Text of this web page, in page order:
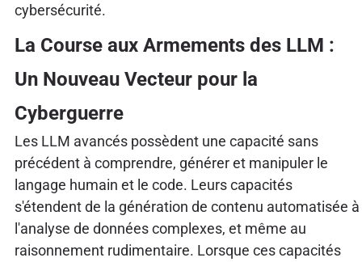
cybersécurité.
La Course aux Armements des LLM :
Un Nouveau Vecteur pour la
Cyberguerre
Les LLM avancés possèdent une capacité sans
précédent à comprendre, générer et manipuler le
langage humain et le code. Leurs capacités
s'étendent de la génération de contenu automatisée à
l'analyse de données complexes, et même au
raisonnement rudimentaire. Lorsque ces capacités